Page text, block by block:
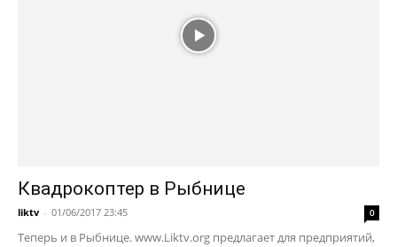
Квадрокоптер в Рыбнице
liktv - 01/06/2017 23:45 0
Теперь и в Рыбнице. www.Liktv.org предлагает для предприятий,